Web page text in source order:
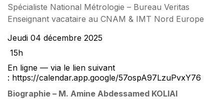
Spécialiste National Métrologie – Bureau Veritas
Enseignant vacataire au CNAM & IMT Nord Europe
Jeudi 04 décembre 2025
15h
En ligne — via le lien suivant
: https://calendar.app.google/57ospA97LzuPvxY76
Biographie – M. Amine Abdessamed KOLIAI